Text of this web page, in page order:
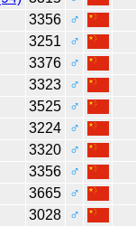
3356
♂
3251
♂
3376
♂
3323
♂
3525
♂
3224
♂
3320
♂
3356
♂
3665
♂
3028
♂